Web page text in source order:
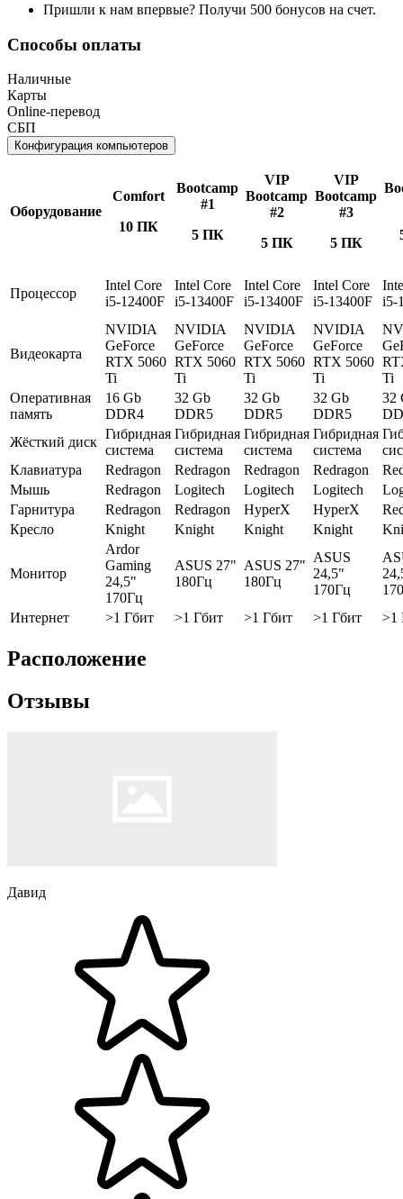
Пришли к нам впервые? Получи 500 бонусов на счет.
Способы оплаты
Наличные
Карты
Online-перевод
СБП
Конфигурация компьютеров
Оборудование
Comfort
10 ПК
Bootcamp
#1
5 ПК
VIP
Bootcamp
#2
5 ПК
VIP
Bootcamp
#3
5 ПК
Процессор
Intel Core
i5-12400F
Intel Core
i5-13400F
Intel Core
i5-13400F
Intel Core
i5-13400F
i5-
Видеокарта
NVIDIA
GeForce
RTX 5060
Ti
NVIDIA
GeForce
RTX 5060
Ti
NVIDIA
GeForce
RTX 5060
Ti
NVIDIA
GeForce
RTX 5060
Ti
Ti
Оперативная
память
16 Gb
DDR4
32 Gb
DDR5
32 Gb
DDR5
32 Gb
DDR5
32
Жёсткий диск
Гибридная
система
Гибридная
система
Гибридная
система
Гибридная
система
Клавиатура
Redragon Redragon Redragon Redragon
Мышь
Redragon Logitech Logitech Logitech
Гарнитура
Redragon Redragon HyperX HyperX
Кресло
Knight Knight Knight Knight
Монитор
Ardor
Gaming
24,5"
170Гц
ASUS 27"
180Гц
ASUS 27"
180Гц
ASUS
24,5"
170Гц
Интернет
>1 Гбит >1 Гбит >1 Гбит >1 Гбит >1
Расположение
Отзывы
Давид